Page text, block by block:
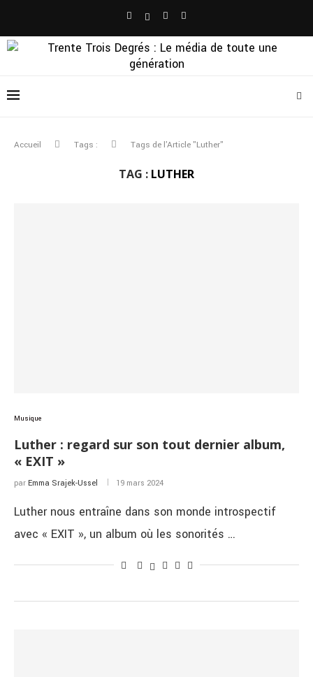
Accueil Tags : Tags de l'Article "Luther"
TAG : LUTHER
Musique
Luther : regard sur son tout dernier album,
« EXIT »
par Emma Srajek-Ussel 19 mars 2024
Luther nous entraîne dans son monde introspectif
avec « EXIT », un album où les sonorités …